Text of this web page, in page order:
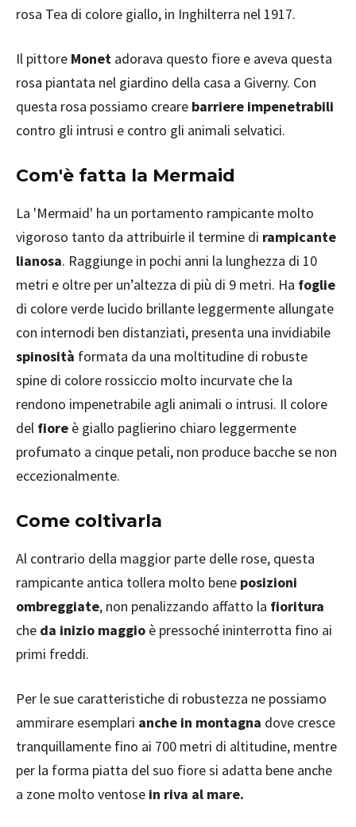
rosa Tea di colore giallo, in Inghilterra nel 1917.
Il pittore Monet adorava questo fiore e aveva questa
rosa piantata nel giardino della casa a Giverny. Con
questa rosa possiamo creare barriere impenetrabili
contro gli intrusi e contro gli animali selvatici.
Com'è fatta la Mermaid
La 'Mermaid' ha un portamento rampicante molto
vigoroso tanto da attribuirle il termine di rampicante
lianosa. Raggiunge in pochi anni la lunghezza di 10
metri e oltre per un’altezza di più di 9 metri. Ha foglie
di colore verde lucido brillante leggermente allungate
con internodi ben distanziati, presenta una invidiabile
spinosità formata da una moltitudine di robuste
spine di colore rossiccio molto incurvate che la
rendono impenetrabile agli animali o intrusi. Il colore
del fiore è giallo paglierino chiaro leggermente
profumato a cinque petali, non produce bacche se non
eccezionalmente.
Come coltivarla
Al contrario della maggior parte delle rose, questa
rampicante antica tollera molto bene posizioni
ombreggiate, non penalizzando affatto la fioritura
che da inizio maggio è pressoché ininterrotta fino ai
primi freddi.
Per le sue caratteristiche di robustezza ne possiamo
ammirare esemplari anche in montagna dove cresce
tranquillamente fino ai 700 metri di altitudine, mentre
per la forma piatta del suo fiore si adatta bene anche
a zone molto ventose in riva al mare.